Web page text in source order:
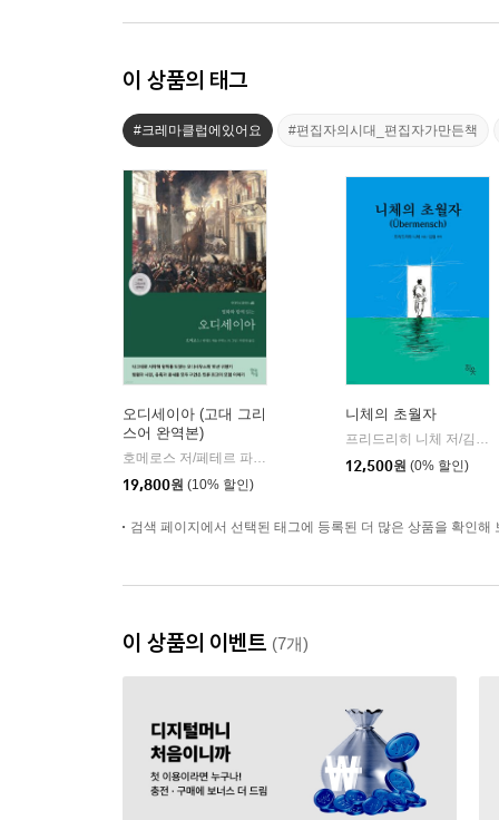
이 상품의 태그
#크레마클럽에있어요 #편집자의시대_편집자가만든책
오디세이아 (고대 그리
스어 완역본)
| 현대지성
19,800원 (10% 할인)
니체의 초월자
12,500원 (0% 할인)
검색 페이지에서 선택된 태그에 등록된 더 많은 상품을 확인해
이 상품의 이벤트 (7개)